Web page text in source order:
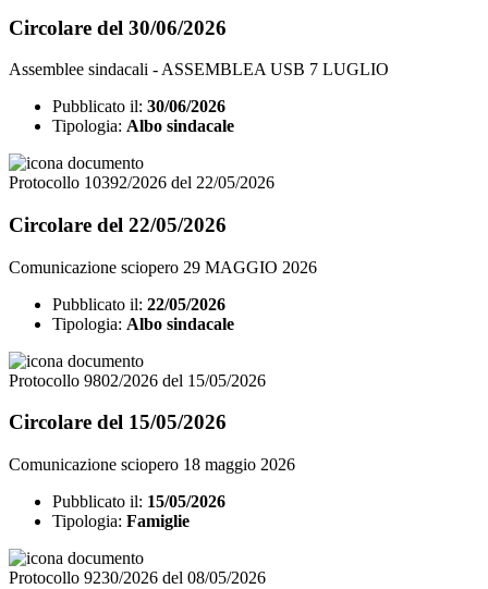
Circolare del 30/06/2026
Assemblee sindacali - ASSEMBLEA USB 7 LUGLIO
Pubblicato il: 30/06/2026
Tipologia: Albo sindacale
Protocollo 10392/2026 del 22/05/2026
Circolare del 22/05/2026
Comunicazione sciopero 29 MAGGIO 2026
Pubblicato il: 22/05/2026
Tipologia: Albo sindacale
Protocollo 9802/2026 del 15/05/2026
Circolare del 15/05/2026
Comunicazione sciopero 18 maggio 2026
Pubblicato il: 15/05/2026
Tipologia: Famiglie
Protocollo 9230/2026 del 08/05/2026